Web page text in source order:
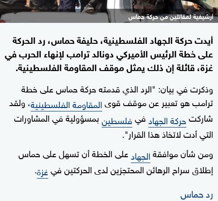
أرشيفية لمقاتلين من حركة حماس
أيدت حركة الجهاد الفلسطينية، حليفة حماس، رد الحركة
على خطة الرئيس الأميركي دونالد ترامب لإنهاء الحرب في
غزة، قائلة إن ذلك يمثل موقف المقاومة الفلسطينية.
وذكرت في بيان: "الرد الذي قدمته حركة حماس على خطة
ترامب هو تعبير عن موقف قوىالمقاومة الفلسطينية، ولقد
شاركتحركة الجهادفيفلسطينبمسؤولية في المشاورات
التي أدت لاتخاذ هذا القرار".
ومن شأن موافقةالجهادعلى الخطة أن تسهل على حماس
إطلاق سراح الرهائن المحتجزين لدى الحركتين فيغزة.
رد حماس